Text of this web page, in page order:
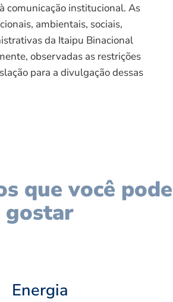
comunicação institucional. As
ambientais, sociais,
da Itaipu Binacional
observadas as restrições
para a divulgação dessas
que você pode
gostar
Energia